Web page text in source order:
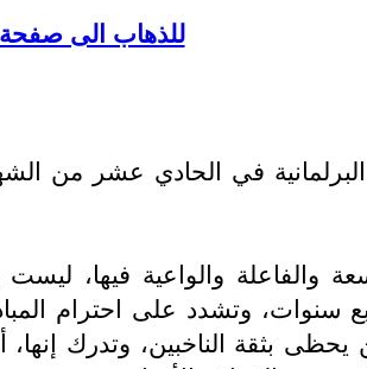
للذهاب الى
في الحادي عشر من
والفاعلة والواعية فيها،
سنوات، وتشدد على احترام
بثقة الناخبين، وتدرك إنها،